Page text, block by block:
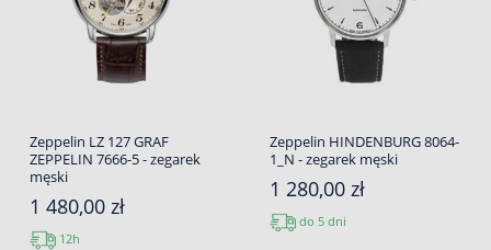
Zeppelin LZ 127 GRAF
ZEPPELIN 7666-5 - zegarek
męski
1 480,00 zł
12h
Zeppelin HINDENBURG 8064-
1_N - zegarek męski
1 280,00 zł
do 5 dni